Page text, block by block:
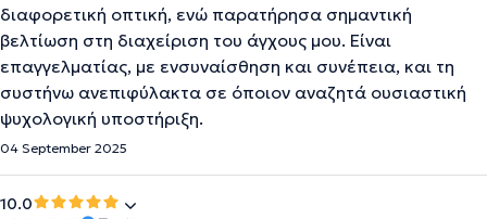
διαφορετική οπτική, ενώ παρατήρησα σημαντική
βελτίωση στη διαχείριση του άγχους μου. Είναι
επαγγελματίας, με ενσυναίσθηση και συνέπεια, και τη
συστήνω ανεπιφύλακτα σε όποιον αναζητά ουσιαστική
ψυχολογική υποστήριξη.
04 September 2025
10.0